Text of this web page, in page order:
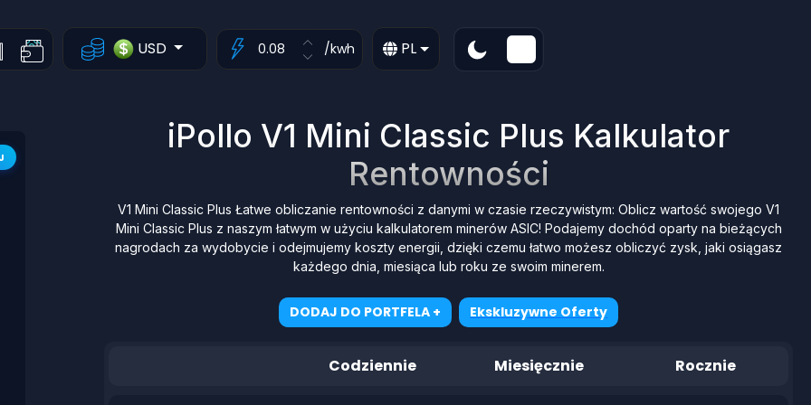
USD /kwh PL
iPollo V1 Mini Classic Plus Kalkulator
Rentowności
V1 Mini Classic Plus Łatwe obliczanie rentowności z danymi w czasie rzeczywistym: Oblicz wartość swojego V1
Mini Classic Plus z naszym łatwym w użyciu kalkulatorem minerów ASIC! Podajemy dochód oparty na bieżących
nagrodach za wydobycie i odejmujemy koszty energii, dzięki czemu łatwo możesz obliczyć zysk, jaki osiągasz
każdego dnia, miesiąca lub roku ze swoim minerem.
DODAJ DO PORTFELA + Ekskluzywne Oferty
Codziennie Miesięcznie Rocznie